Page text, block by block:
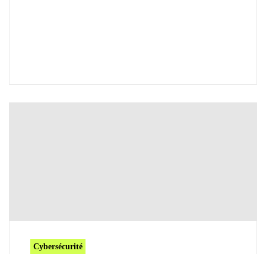
Cybersécurité